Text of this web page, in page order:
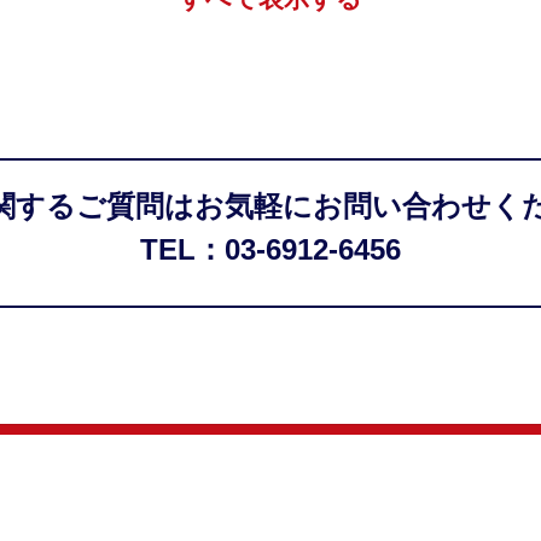
するご質問はお気軽にお問い合わせく
TEL：03-6912-6456